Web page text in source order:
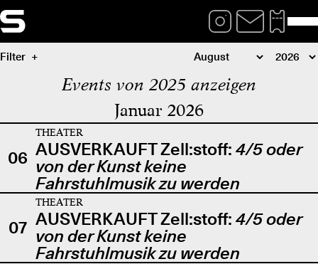
Filter
Events von 2025 anzeigen
Januar 2026
06
THEATER
AUSVERKAUFT Zell:stoff: 4/5 oder
von der Kunst keine
Fahrstuhlmusik zu werden
07
THEATER
AUSVERKAUFT Zell:stoff: 4/5 oder
von der Kunst keine
Fahrstuhlmusik zu werden